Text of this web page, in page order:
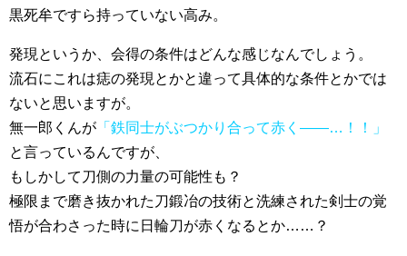
黒死牟ですら持っていない高み。
発現というか、会得の条件はどんな感じなんでしょう。
流石にこれは痣の発現とかと違って具体的な条件とかでは
ないと思いますが。
無一郎くんが 「鉄同士がぶつかり合って赤く――…！！」
と言っているんですが、
もしかして刀側の力量の可能性も？
極限まで磨き抜かれた刀鍛冶の技術と洗練された剣士の覚
悟が合わさった時に日輪刀が赤くなるとか……？